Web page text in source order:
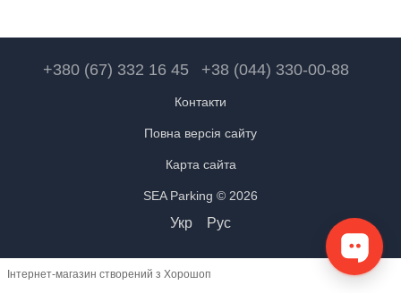
+380 (67) 332 16 45 +38 (044) 330-00-88
Контакти
Повна версія сайту
Карта сайта
SEA Parking © 2026
Укр Рус
Інтернет-магазин створений з Хорошоп